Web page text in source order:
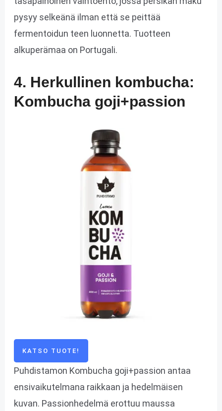
pysyy selkeänä ilman että se peittää
fermentoidun teen luonnetta. Tuotteen
alkuperämaa on Portugali.
4. Herkullinen kombucha:
Kombucha goji+passion
KATSO TUOTE!
Puhdistamon Kombucha goji+passion antaa
ensivaikutelmana raikkaan ja hedelmäisen
kuvan. Passionhedelmä erottuu maussa